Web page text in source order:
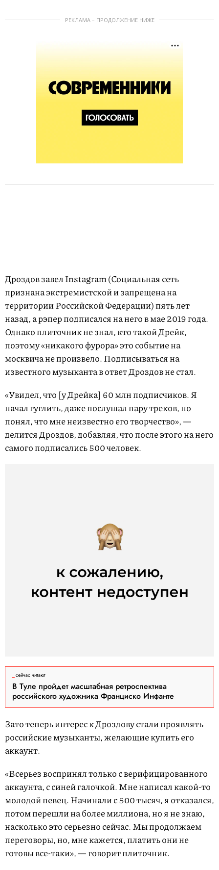
РЕКЛАМА – ПРОДОЛЖЕНИЕ НИЖЕ
Дроздов завел Instagram (Социальная сеть
признана экстремистской и запрещена на
территории Российской Федерации) пять лет
назад, а рэпер подписался на него в мае 2019 года.
Однако плиточник не знал, кто такой Дрейк,
поэтому «никакого фурора» это событие на
москвича не произвело. Подписываться на
известного музыканта в ответ Дроздов не стал.
«Увидел, что [у Дрейка] 60 млн подписчиков. Я
начал гуглить, даже послушал пару треков, но
понял, что мне неизвестно его творчество», —
делится Дроздов, добавляя, что после этого на него
самого подписались 500 человек.
сейчас читают
В Туле пройдет масштабная ретроспектива
российского художника Франциско Инфанте
Зато теперь интерес к Дроздову стали проявлять
российские музыканты, желающие купить его
аккаунт.
«Всерьез воспринял только с верифицированного
аккаунта, с синей галочкой. Мне написал какой-то
молодой певец. Начинали с 500 тысяч, я отказался,
потом перешли на более миллиона, но я не знаю,
насколько это серьезно сейчас. Мы продолжаем
переговоры, но, мне кажется, платить они не
готовы все-таки», — говорит плиточник.